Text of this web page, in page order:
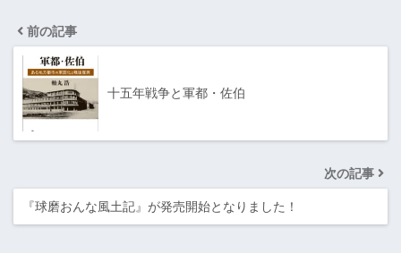
前の記事
十五年戦争と軍都・佐伯
次の記事
『球磨おんな風土記』が発売開始となりました！